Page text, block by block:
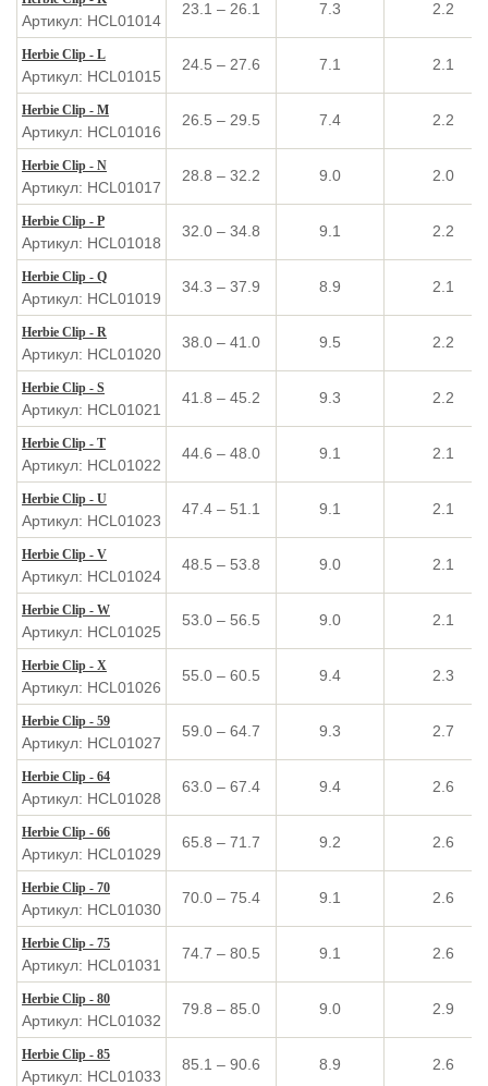
Артикул: HCL01014
23.1 – 26.1 7.3 2.2
Herbie Clip - L
Артикул: HCL01015
24.5 – 27.6 7.1 2.1
Herbie Clip - M
Артикул: HCL01016
26.5 – 29.5 7.4 2.2
Herbie Clip - N
Артикул: HCL01017
28.8 – 32.2 9.0 2.0
Herbie Clip - P
Артикул: HCL01018
32.0 – 34.8 9.1 2.2
Herbie Clip - Q
Артикул: HCL01019
34.3 – 37.9 8.9 2.1
Herbie Clip - R
Артикул: HCL01020
38.0 – 41.0 9.5 2.2
Herbie Clip - S
Артикул: HCL01021
41.8 – 45.2 9.3 2.2
Herbie Clip - T
Артикул: HCL01022
44.6 – 48.0 9.1 2.1
Herbie Clip - U
Артикул: HCL01023
47.4 – 51.1 9.1 2.1
Herbie Clip - V
Артикул: HCL01024
48.5 – 53.8 9.0 2.1
Herbie Clip - W
Артикул: HCL01025
53.0 – 56.5 9.0 2.1
Herbie Clip - X
Артикул: HCL01026
55.0 – 60.5 9.4 2.3
Herbie Clip - 59
Артикул: HCL01027
59.0 – 64.7 9.3 2.7
Herbie Clip - 64
Артикул: HCL01028
63.0 – 67.4 9.4 2.6
Herbie Clip - 66
Артикул: HCL01029
65.8 – 71.7 9.2 2.6
Herbie Clip - 70
Артикул: HCL01030
70.0 – 75.4 9.1 2.6
Herbie Clip - 75
Артикул: HCL01031
74.7 – 80.5 9.1 2.6
Herbie Clip - 80
Артикул: HCL01032
79.8 – 85.0 9.0 2.9
Herbie Clip - 85
Артикул: HCL01033
85.1 – 90.6 8.9 2.6